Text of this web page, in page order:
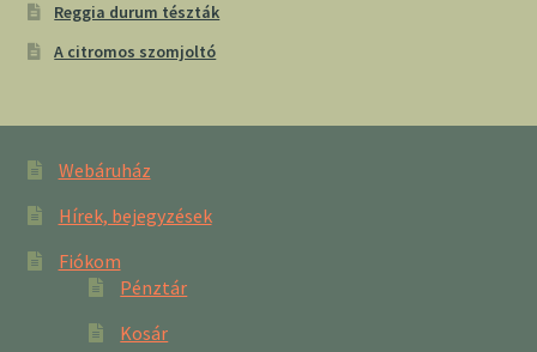
Reggia durum tészták
A citromos szomjoltó
Webáruház
Hírek, bejegyzések
Fiókom
Pénztár
Kosár